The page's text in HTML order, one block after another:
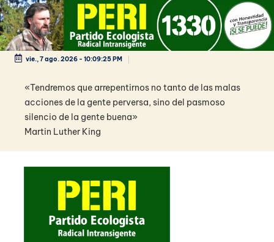
Saltar
al
contenidovie., 7 ago. 2026- 10:09:26 PM
«Tendremos que arrepentirnos no tanto de las malas
acciones de la gente perversa, sino del pasmoso
silencio de la gente buena»
Martin Luther King